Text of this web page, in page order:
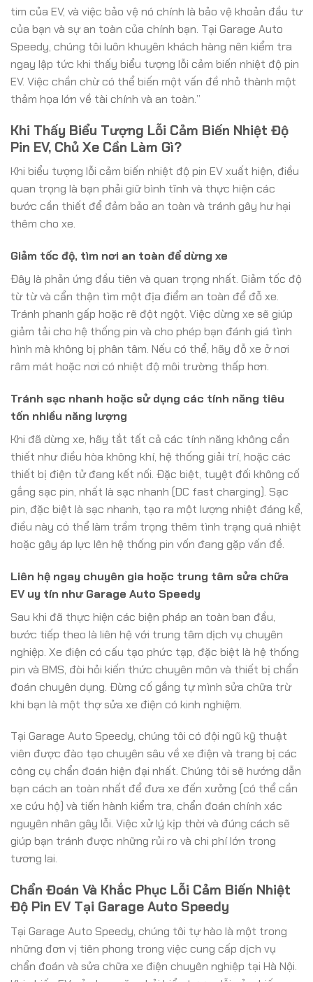
tim của EV, và việc bảo vệ nó chính là bảo vệ khoản đầu tư
của bạn và sự an toàn của chính bạn. Tại Garage Auto
Speedy, chúng tôi luôn khuyên khách hàng nên kiểm tra
ngay lập tức khi thấy biểu tượng lỗi cảm biến nhiệt độ pin
EV. Việc chần chừ có thể biến một vấn đề nhỏ thành một
thảm họa lớn về tài chính và an toàn.”
Khi Thấy Biểu Tượng Lỗi Cảm Biến Nhiệt Độ
Pin EV, Chủ Xe Cần Làm Gì?
Khi biểu tượng lỗi cảm biến nhiệt độ pin EV xuất hiện, điều
quan trọng là bạn phải giữ bình tĩnh và thực hiện các
bước cần thiết để đảm bảo an toàn và tránh gây hư hại
thêm cho xe.
Giảm tốc độ, tìm nơi an toàn để dừng xe
Đây là phản ứng đầu tiên và quan trọng nhất. Giảm tốc độ
từ từ và cẩn thận tìm một địa điểm an toàn để đỗ xe.
Tránh phanh gấp hoặc rẽ đột ngột. Việc dừng xe sẽ giúp
giảm tải cho hệ thống pin và cho phép bạn đánh giá tình
hình mà không bị phân tâm. Nếu có thể, hãy đỗ xe ở nơi
râm mát hoặc nơi có nhiệt độ môi trường thấp hơn.
Tránh sạc nhanh hoặc sử dụng các tính năng tiêu
tốn nhiều năng lượng
Khi đã dừng xe, hãy tắt tất cả các tính năng không cần
thiết như điều hòa không khí, hệ thống giải trí, hoặc các
thiết bị điện tử đang kết nối. Đặc biệt, tuyệt đối không cố
gắng sạc pin, nhất là sạc nhanh (DC fast charging). Sạc
pin, đặc biệt là sạc nhanh, tạo ra một lượng nhiệt đáng kể,
điều này có thể làm trầm trọng thêm tình trạng quá nhiệt
hoặc gây áp lực lên hệ thống pin vốn đang gặp vấn đề.
Liên hệ ngay chuyên gia hoặc trung tâm sửa chữa
EV uy tín như Garage Auto Speedy
Sau khi đã thực hiện các biện pháp an toàn ban đầu,
bước tiếp theo là liên hệ với trung tâm dịch vụ chuyên
nghiệp. Xe điện có cấu tạo phức tạp, đặc biệt là hệ thống
pin và BMS, đòi hỏi kiến thức chuyên môn và thiết bị chẩn
đoán chuyên dụng. Đừng cố gắng tự mình sửa chữa trừ
khi bạn là một thợ sửa xe điện có kinh nghiệm.
Tại Garage Auto Speedy, chúng tôi có đội ngũ kỹ thuật
viên được đào tạo chuyên sâu về xe điện và trang bị các
công cụ chẩn đoán hiện đại nhất. Chúng tôi sẽ hướng dẫn
bạn cách an toàn nhất để đưa xe đến xưởng (có thể cần
xe cứu hộ) và tiến hành kiểm tra, chẩn đoán chính xác
nguyên nhân gây lỗi. Việc xử lý kịp thời và đúng cách sẽ
giúp bạn tránh được những rủi ro và chi phí lớn trong
tương lai.
Chẩn Đoán Và Khắc Phục Lỗi Cảm Biến Nhiệt
Độ Pin EV Tại Garage Auto Speedy
Tại Garage Auto Speedy, chúng tôi tự hào là một trong
những đơn vị tiên phong trong việc cung cấp dịch vụ
chẩn đoán và sửa chữa xe điện chuyên nghiệp tại Hà Nội.